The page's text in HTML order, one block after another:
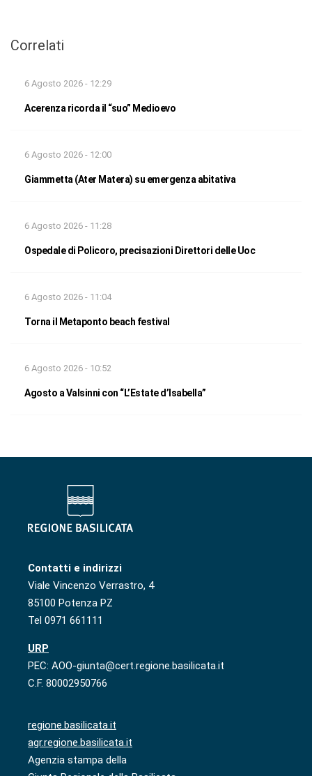
Correlati
6 Agosto 2026 - 12:29
Acerenza ricorda il “suo” Medioevo
6 Agosto 2026 - 12:00
Giammetta (Ater Matera) su emergenza abitativa
6 Agosto 2026 - 11:28
Ospedale di Policoro, precisazioni Direttori delle Uoc
6 Agosto 2026 - 11:04
Torna il Metaponto beach festival
6 Agosto 2026 - 10:52
Agosto a Valsinni con “L’Estate d’Isabella”
Contatti e indirizzi
Viale Vincenzo Verrastro, 4
85100 Potenza PZ
Tel 0971 661111
URP
PEC: AOO-giunta@cert.regione.basilicata.it
C.F. 80002950766
regione.basilicata.it
agr.regione.basilicata.it
Agenzia stampa della